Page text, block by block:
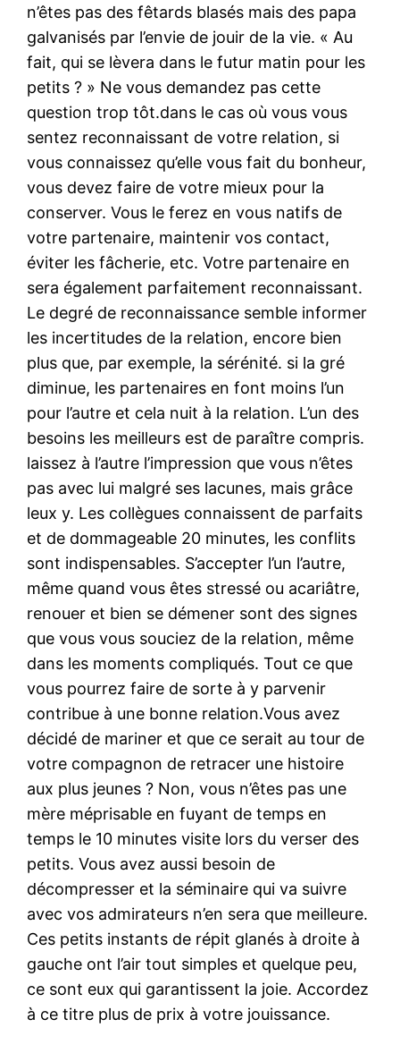
n’êtes pas des fêtards blasés mais des papa
galvanisés par l’envie de jouir de la vie. « Au
fait, qui se lèvera dans le futur matin pour les
petits ? » Ne vous demandez pas cette
question trop tôt.dans le cas où vous vous
sentez reconnaissant de votre relation, si
vous connaissez qu’elle vous fait du bonheur,
vous devez faire de votre mieux pour la
conserver. Vous le ferez en vous natifs de
votre partenaire, maintenir vos contact,
éviter les fâcherie, etc. Votre partenaire en
sera également parfaitement reconnaissant.
Le degré de reconnaissance semble informer
les incertitudes de la relation, encore bien
plus que, par exemple, la sérénité. si la gré
diminue, les partenaires en font moins l’un
pour l’autre et cela nuit à la relation. L’un des
besoins les meilleurs est de paraître compris.
laissez à l’autre l’impression que vous n’êtes
pas avec lui malgré ses lacunes, mais grâce
leux y. Les collègues connaissent de parfaits
et de dommageable 20 minutes, les conflits
sont indispensables. S’accepter l’un l’autre,
même quand vous êtes stressé ou acariâtre,
renouer et bien se démener sont des signes
que vous vous souciez de la relation, même
dans les moments compliqués. Tout ce que
vous pourrez faire de sorte à y parvenir
contribue à une bonne relation.Vous avez
décidé de mariner et que ce serait au tour de
votre compagnon de retracer une histoire
aux plus jeunes ? Non, vous n’êtes pas une
mère méprisable en fuyant de temps en
temps le 10 minutes visite lors du verser des
petits. Vous avez aussi besoin de
décompresser et la séminaire qui va suivre
avec vos admirateurs n’en sera que meilleure.
Ces petits instants de répit glanés à droite à
gauche ont l’air tout simples et quelque peu,
ce sont eux qui garantissent la joie. Accordez
à ce titre plus de prix à votre jouissance.